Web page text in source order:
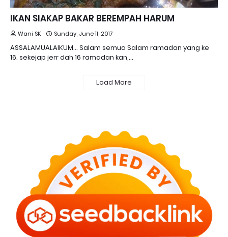
IKAN SIAKAP BAKAR BEREMPAH HARUM
Wani SK Sunday, June 11, 2017
ASSALAMUALAIKUM... Salam semua Salam ramadan yang ke
16. sekejap jerr dah 16 ramadan kan,…
Load More